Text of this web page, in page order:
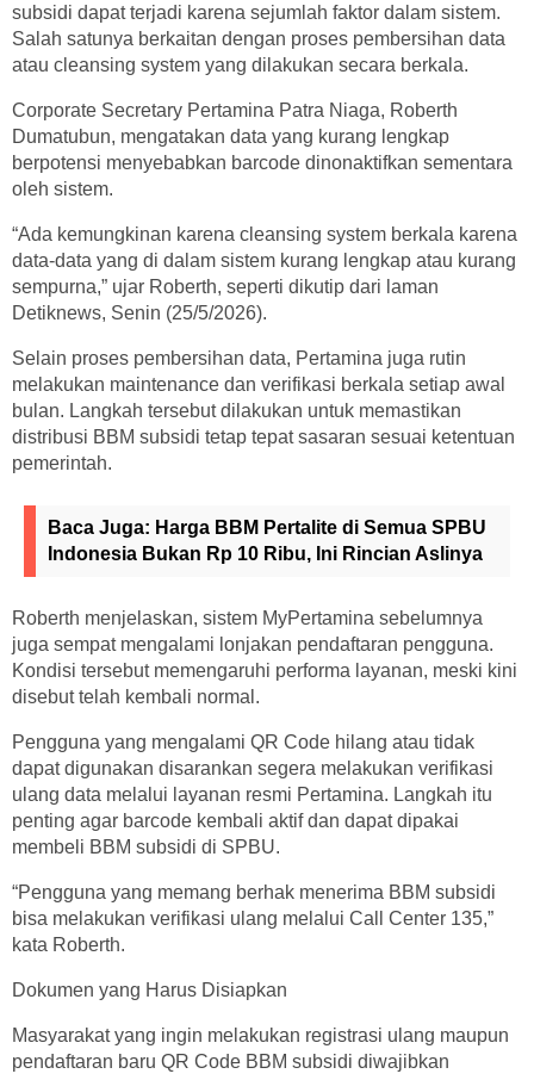
subsidi dapat terjadi karena sejumlah faktor dalam sistem.
Salah satunya berkaitan dengan proses pembersihan data
atau cleansing system yang dilakukan secara berkala.
Corporate Secretary Pertamina Patra Niaga, Roberth
Dumatubun, mengatakan data yang kurang lengkap
berpotensi menyebabkan barcode dinonaktifkan sementara
oleh sistem.
“Ada kemungkinan karena cleansing system berkala karena
data-data yang di dalam sistem kurang lengkap atau kurang
sempurna,” ujar Roberth, seperti dikutip dari laman
Detiknews, Senin (25/5/2026).
Selain proses pembersihan data, Pertamina juga rutin
melakukan maintenance dan verifikasi berkala setiap awal
bulan. Langkah tersebut dilakukan untuk memastikan
distribusi BBM subsidi tetap tepat sasaran sesuai ketentuan
pemerintah.
Baca Juga: Harga BBM Pertalite di Semua SPBU
Indonesia Bukan Rp 10 Ribu, Ini Rincian Aslinya
Roberth menjelaskan, sistem MyPertamina sebelumnya
juga sempat mengalami lonjakan pendaftaran pengguna.
Kondisi tersebut memengaruhi performa layanan, meski kini
disebut telah kembali normal.
Pengguna yang mengalami QR Code hilang atau tidak
dapat digunakan disarankan segera melakukan verifikasi
ulang data melalui layanan resmi Pertamina. Langkah itu
penting agar barcode kembali aktif dan dapat dipakai
membeli BBM subsidi di SPBU.
“Pengguna yang memang berhak menerima BBM subsidi
bisa melakukan verifikasi ulang melalui Call Center 135,”
kata Roberth.
Dokumen yang Harus Disiapkan
Masyarakat yang ingin melakukan registrasi ulang maupun
pendaftaran baru QR Code BBM subsidi diwajibkan